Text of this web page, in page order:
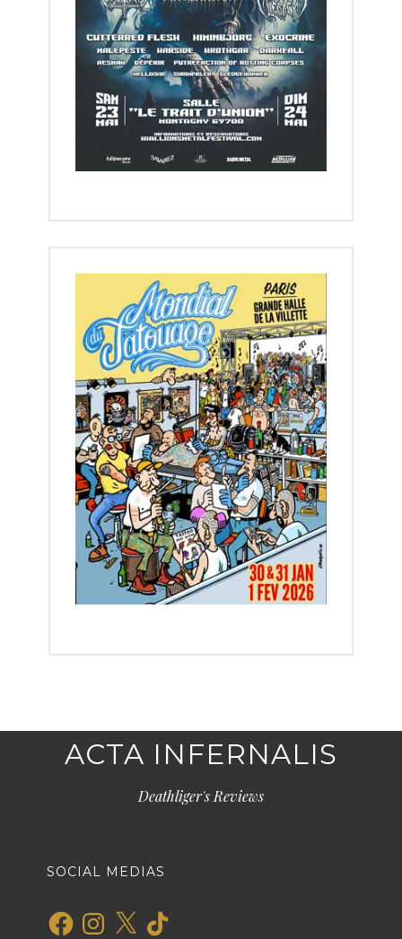
ACTA INFERNALIS
Deathliger's Reviews
SOCIAL MEDIAS
FacebookInstagram
X TikTok